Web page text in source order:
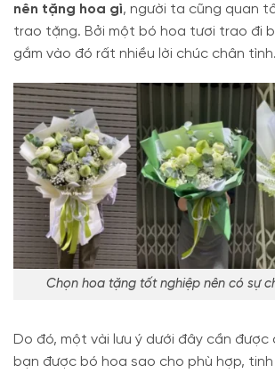
nên tặng hoa gì, người ta cũng quan
trao tặng. Bởi một bó hoa tươi trao đi
gắm vào đó rất nhiều lời chúc chân tình.
Chọn hoa tặng tốt nghiệp nên có sự
Do đó, một vài lưu ý dưới đây cần được
bạn được bó hoa sao cho phù hợp,